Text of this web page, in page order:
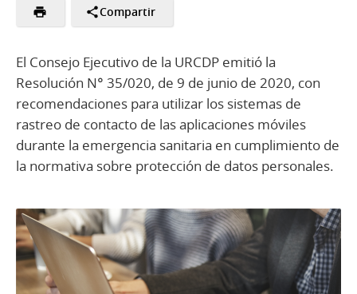
Compartir
El Consejo Ejecutivo de la URCDP emitió la
Resolución N° 35/020, de 9 de junio de 2020, con
recomendaciones para utilizar los sistemas de
rastreo de contacto de las aplicaciones móviles
durante la emergencia sanitaria en cumplimiento de
la normativa sobre protección de datos personales.